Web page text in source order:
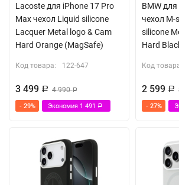
Lacoste для iPhone 17 Pro
Max чехол Liquid silicone
Lacquer Metal logo & Cam
Hard Orange (MagSafe)
Код товара: 122-647
3 499 Р 4 990Р
- 29% Экономия 1 491 Р
BMW
чехол M-
silicone
Hard
Код
2 599 Р
- 27%